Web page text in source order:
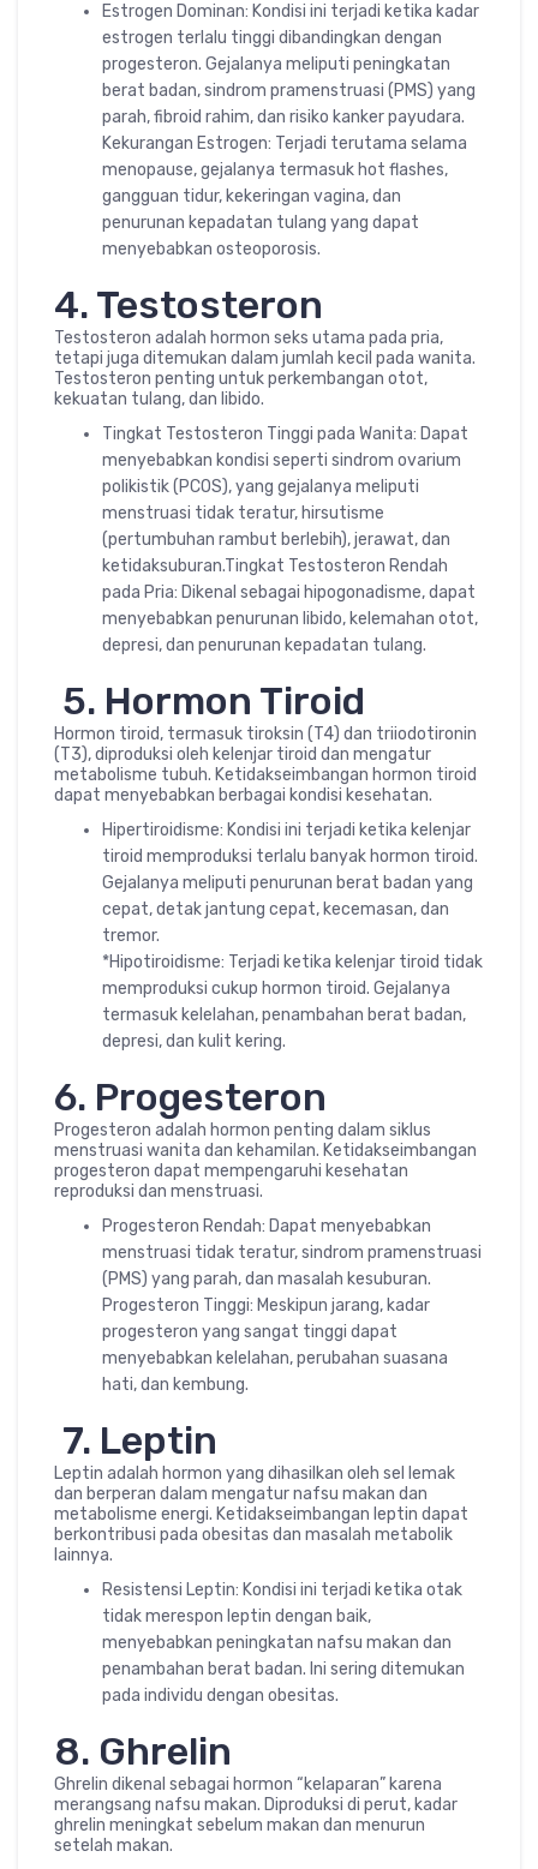
Estrogen Dominan: Kondisi ini terjadi ketika kadar
estrogen terlalu tinggi dibandingkan dengan
progesteron. Gejalanya meliputi peningkatan
berat badan, sindrom pramenstruasi (PMS) yang
parah, fibroid rahim, dan risiko kanker payudara.
Kekurangan Estrogen: Terjadi terutama selama
menopause, gejalanya termasuk hot flashes,
gangguan tidur, kekeringan vagina, dan
penurunan kepadatan tulang yang dapat
menyebabkan osteoporosis.
4. Testosteron
Testosteron adalah hormon seks utama pada pria,
tetapi juga ditemukan dalam jumlah kecil pada wanita.
Testosteron penting untuk perkembangan otot,
kekuatan tulang, dan libido.
Tingkat Testosteron Tinggi pada Wanita: Dapat
menyebabkan kondisi seperti sindrom ovarium
polikistik (PCOS), yang gejalanya meliputi
menstruasi tidak teratur, hirsutisme
(pertumbuhan rambut berlebih), jerawat, dan
ketidaksuburan.Tingkat Testosteron Rendah
pada Pria: Dikenal sebagai hipogonadisme, dapat
menyebabkan penurunan libido, kelemahan otot,
depresi, dan penurunan kepadatan tulang.
5. Hormon Tiroid
Hormon tiroid, termasuk tiroksin (T4) dan triiodotironin
(T3), diproduksi oleh kelenjar tiroid dan mengatur
metabolisme tubuh. Ketidakseimbangan hormon tiroid
dapat menyebabkan berbagai kondisi kesehatan.
Hipertiroidisme: Kondisi ini terjadi ketika kelenjar
tiroid memproduksi terlalu banyak hormon tiroid.
Gejalanya meliputi penurunan berat badan yang
cepat, detak jantung cepat, kecemasan, dan
tremor.
*Hipotiroidisme: Terjadi ketika kelenjar tiroid tidak
memproduksi cukup hormon tiroid. Gejalanya
termasuk kelelahan, penambahan berat badan,
depresi, dan kulit kering.
6. Progesteron
Progesteron adalah hormon penting dalam siklus
menstruasi wanita dan kehamilan. Ketidakseimbangan
progesteron dapat mempengaruhi kesehatan
reproduksi dan menstruasi.
Progesteron Rendah: Dapat menyebabkan
menstruasi tidak teratur, sindrom pramenstruasi
(PMS) yang parah, dan masalah kesuburan.
Progesteron Tinggi: Meskipun jarang, kadar
progesteron yang sangat tinggi dapat
menyebabkan kelelahan, perubahan suasana
hati, dan kembung.
7. Leptin
Leptin adalah hormon yang dihasilkan oleh sel lemak
dan berperan dalam mengatur nafsu makan dan
metabolisme energi. Ketidakseimbangan leptin dapat
berkontribusi pada obesitas dan masalah metabolik
lainnya.
Resistensi Leptin: Kondisi ini terjadi ketika otak
tidak merespon leptin dengan baik,
menyebabkan peningkatan nafsu makan dan
penambahan berat badan. Ini sering ditemukan
pada individu dengan obesitas.
8. Ghrelin
Ghrelin dikenal sebagai hormon “kelaparan” karena
merangsang nafsu makan. Diproduksi di perut, kadar
ghrelin meningkat sebelum makan dan menurun
setelah makan.